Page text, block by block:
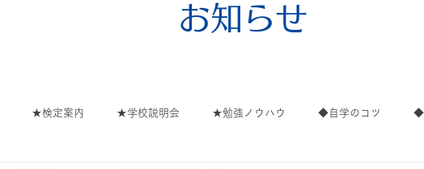
★検定案内 ★学校説明会 ★勉強ノウハウ ◆自学のコツ ◆
お知らせ